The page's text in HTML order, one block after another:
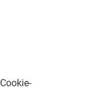
Cookie-